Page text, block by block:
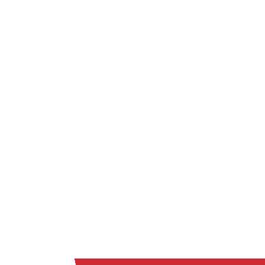
zł.
Opcje można wybrać na stronie produktu